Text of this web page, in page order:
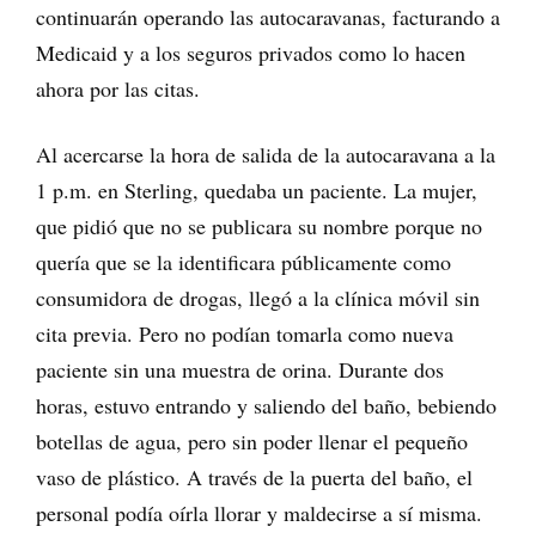
continuarán operando las autocaravanas, facturando a
Medicaid y a los seguros privados como lo hacen
ahora por las citas.
Al acercarse la hora de salida de la autocaravana a la
1 p.m. en Sterling, quedaba un paciente. La mujer,
que pidió que no se publicara su nombre porque no
quería que se la identificara públicamente como
consumidora de drogas, llegó a la clínica móvil sin
cita previa. Pero no podían tomarla como nueva
paciente sin una muestra de orina. Durante dos
horas, estuvo entrando y saliendo del baño, bebiendo
botellas de agua, pero sin poder llenar el pequeño
vaso de plástico. A través de la puerta del baño, el
personal podía oírla llorar y maldecirse a sí misma.